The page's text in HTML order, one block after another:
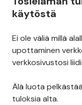
käytöstä
Ei ole väliä millä
upottaminen
verkkosivustosi
Älä luota
tuloksia alta.